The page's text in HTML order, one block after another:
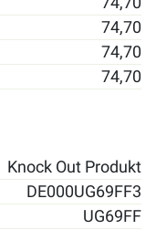
74,70
74,70
74,70
Knock Out Produkt
DE000UG69FF3
UG69FF